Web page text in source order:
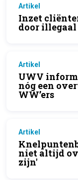
Artikel
Inzet
door
Artikel
UWV
nóg een
WW’ers
Artikel
niet altijd
zijn'